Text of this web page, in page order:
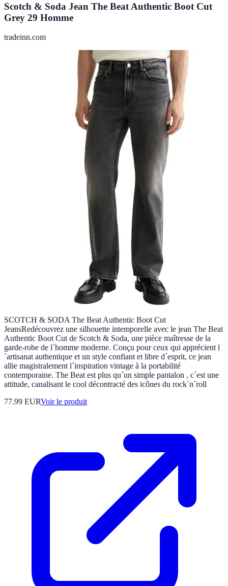
Scotch & Soda Jean The Beat Authentic Boot Cut
Grey 29 Homme
tradeinn.com
SCOTCH & SODA The Beat Authentic Boot Cut
JeansRedécouvrez une silhouette intemporelle avec le jean The Beat
Authentic Boot Cut de Scotch & Soda, une pièce maîtresse de la
garde-robe de l´homme moderne. Conçu pour ceux qui apprécient l
´artisanat authentique et un style confiant et libre d´esprit, ce jean
allie magistralement l´inspiration vintage à la portabilité
contemporaine. The Beat est plus qu´un simple pantalon , c´est une
attitude, canalisant le cool décontracté des icônes du rock´n´roll
77.99 EURVoir le produit